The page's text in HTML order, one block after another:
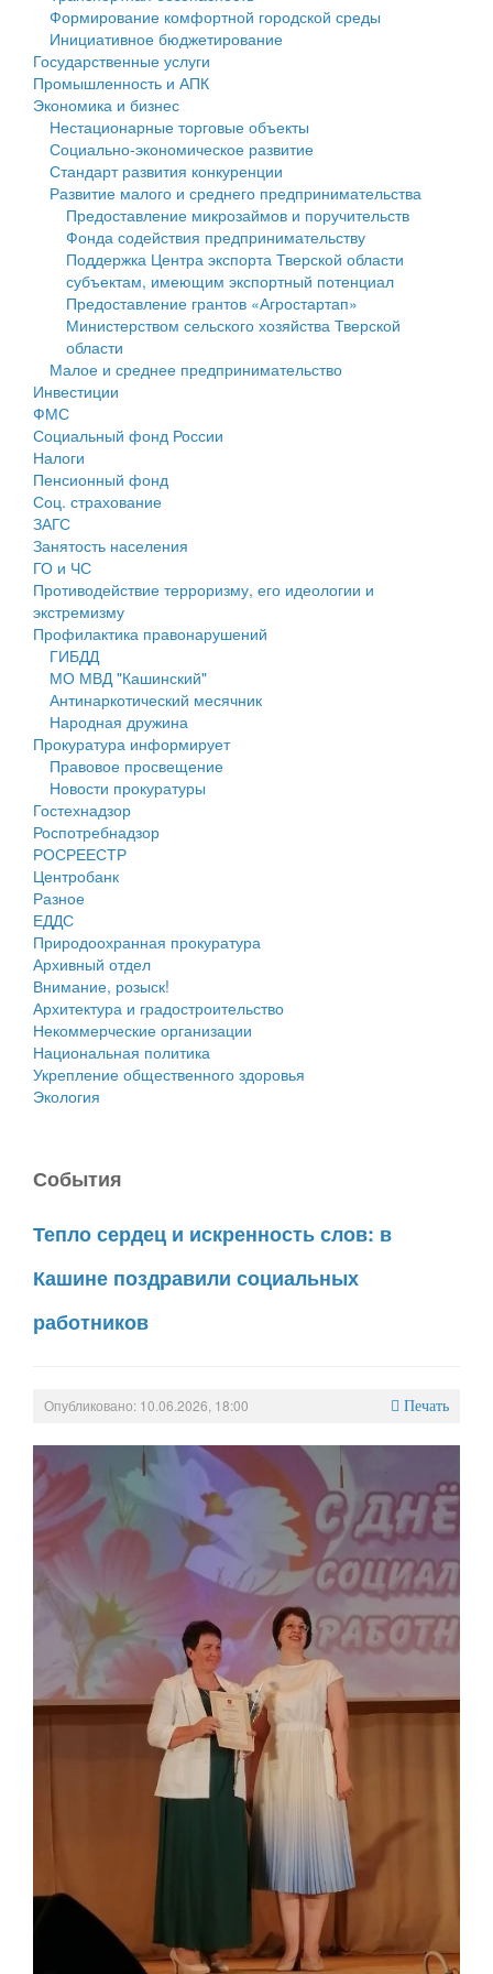
Государственные услуги
Промышленность и АПК
Экономика и бизнес
Символика
Устав
Гостям округа
Туризм
Культура
Образование
Здравоохранение
Социальная защита
Фотоальбом
муниципального округа Тверской области
Администрация Кашинского муниципального округа
Тверской области
Управление сельскими территориями
Открытые данные
Работа с обращениями граждан
Муниципальный контроль
Муниципальные услуги
Проекты административных регламентов
Антимонопольный комплаенс
Противодействие коррупции
Финансовое управление
Бюджет для граждан
Имущество
Выявление правообладателей ранее учтенных
объектов недвижимости
Имущественная поддержка субъектов малого и
среднего предпринимательства
Информационная поддержка субъектов малого и
среднего предпринимательства
Муниципальные программы
Контрольно-счетная палата
Персональные данные
Оценка регулирующего воздействия
Деятельность МУ
Нормативы градостроительного проектирования
Правила землепользования и застройки
Генеральные планы
Проекты планировки территории
Собрание депутатов
Городское поселение
Сельские поселения
Формирование комфортной городской среды
Инициативное бюджетирование
Государственные услуги
Промышленность и АПК
Экономика и бизнес
Нестационарные торговые объекты
Социально-экономическое развитие
Стандарт развития конкуренции
Развитие малого и среднего предпринимательства
Предоставление микрозаймов и поручительств
Фонда содействия предпринимательству
Поддержка Центра экспорта Тверской области
субъектам, имеющим экспортный потенциал
Предоставление грантов «Агростартап»
Министерством сельского хозяйства Тверской
области
Малое и среднее предпринимательство
Инвестиции
ФМС
Социальный фонд России
Налоги
Пенсионный фонд
Соц. страхование
ЗАГС
Занятость населения
ГО и ЧС
Противодействие терроризму, его идеологии и
экстремизму
Профилактика правонарушений
ГИБДД
МО МВД "Кашинский"
Антинаркотический месячник
Народная дружина
Прокуратура информирует
Правовое просвещение
Новости прокуратуры
Гостехнадзор
Роспотребнадзор
РОСРЕЕСТР
Центробанк
Разное
ЕДДС
Природоохранная прокуратура
Архивный отдел
Внимание, розыск!
Архитектура и градостроительство
Некоммерческие организации
Национальная политика
Укрепление общественного здоровья
Экология
События
Тепло сердец и искренность слов: в
Кашине поздравили социальных
работников
Опубликовано: 10.06.2026, 18:00 Печать